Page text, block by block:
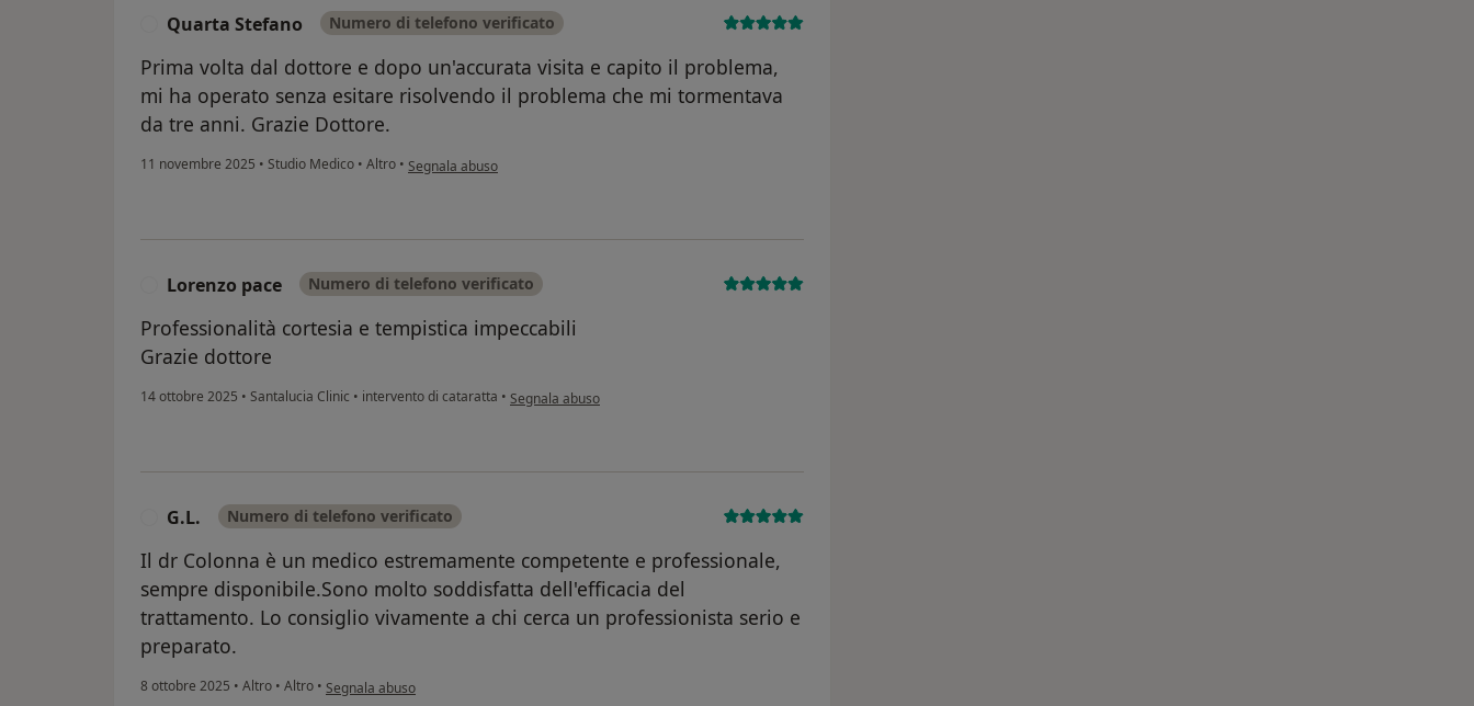
Quarta Stefano Numero di telefono verificato
Prima volta dal dottore e dopo un'accurata visita e capito il problema,
mi ha operato senza esitare risolvendo il problema che mi tormentava
da tre anni. Grazie Dottore.
11 novembre 2025 • Studio Medico • Altro • secondo l'opinione dell'utente Quarta Stefano
Segnala abuso
Lorenzo pace Numero di telefono verificato
Professionalità cortesia e tempistica impeccabili
Grazie dottore
14 ottobre 2025 • Santalucia Clinic • intervento di cataratta • secondo l'opinione dell'utente Lorenzo pace
Segnala abuso
G.L. Numero di telefono verificato
Il dr Colonna è un medico estremamente competente e professionale,
sempre disponibile.Sono molto soddisfatta dell'efficacia del
trattamento. Lo consiglio vivamente a chi cerca un professionista serio e
preparato.
8 ottobre 2025 • Altro • Altro • secondo l'opinione dell'utente G.L.
Segnala abuso